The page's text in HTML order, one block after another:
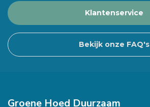
Klantenservice
Bekijk onze FAQ's
Groene Hoed Duurzaam